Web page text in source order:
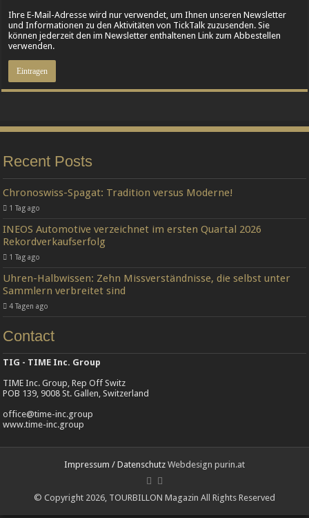
Ihre E-Mail-Adresse wird nur verwendet, um Ihnen unseren Newsletter
und Informationen zu den Aktivitäten von TickTalk zuzusenden. Sie
können jederzeit den im Newsletter enthaltenen Link zum Abbestellen
verwenden.
Recent Posts
Chronoswiss-Spagat: Tradition versus Moderne!
1 Tag ago
INEOS Automotive verzeichnet im ersten Quartal 2026
Rekordverkaufserfolg
1 Tag ago
Uhren-Halbwissen: Zehn Missverständnisse, die selbst unter
Sammlern verbreitet sind
4 Tagen ago
Contact
TIG - TIME Inc. Group
TIME Inc. Group, Rep Off Switz
POB 139, 9008 St. Gallen, Switzerland
office@time-inc.group
www.time-inc.group
Impressum / Datenschutz Webdesign purin.at
© Copyright 2026, TOURBILLON Magazin All Rights Reserved